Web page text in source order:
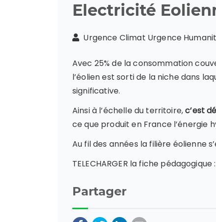
Electricité
Urgence Climat Urgence
Avec 25% de la consommation
l’éolien est sorti de la niche dans
significative.
Ainsi à l’échelle du territoire,c’est
ce que produit en France l’énergie
Au fil des années la filière éolienne
TELECHARGER la fiche pédagogique :
Partager